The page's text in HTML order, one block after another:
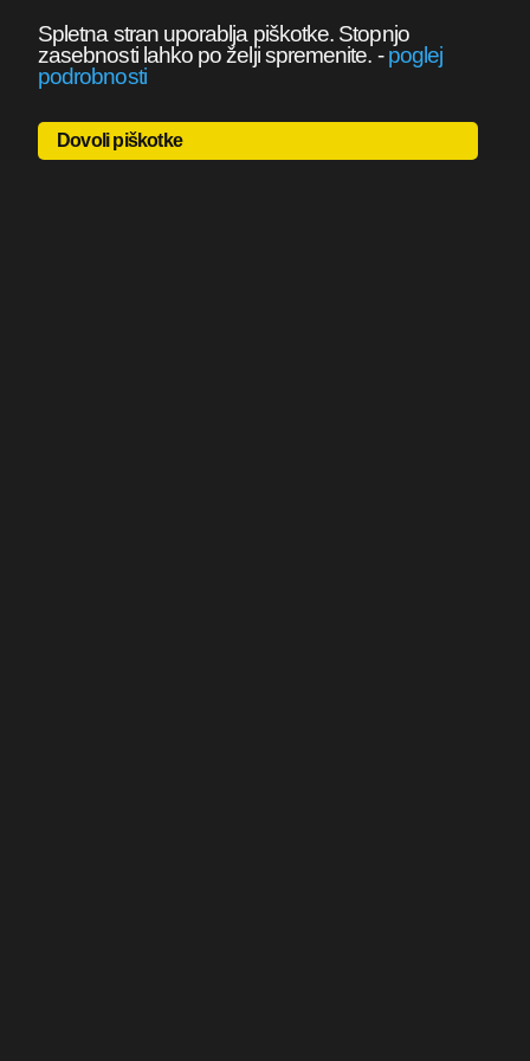
Spletna stran uporablja piškotke. Stopnjo
zasebnosti lahko po želji spremenite. -poglej
podrobnosti
Dovoli piškotke